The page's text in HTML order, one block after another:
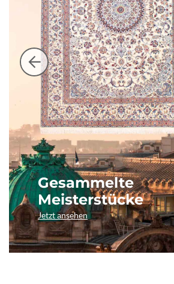
Gesammelte
Meisterstücke
Jetzt ansehen